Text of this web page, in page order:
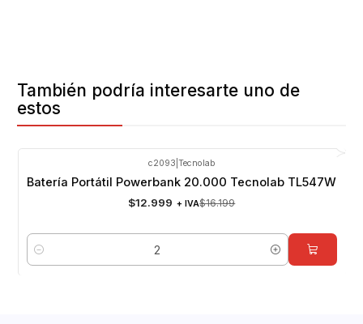
También podría interesarte uno de
estos
c2093 Tecnolab
Batería Portátil Powerbank 20.000 Tecnolab TL547W
$12.999 + IVA$16.199
Cantidad